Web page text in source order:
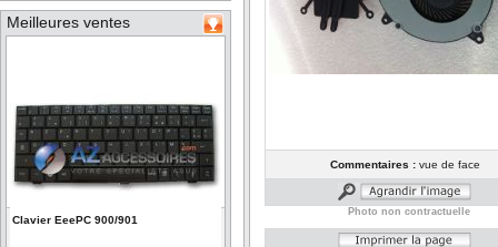
Meilleures ventes
Clavier EeePC 900/901
Commentaires :vue de face
Photo non contractuelle